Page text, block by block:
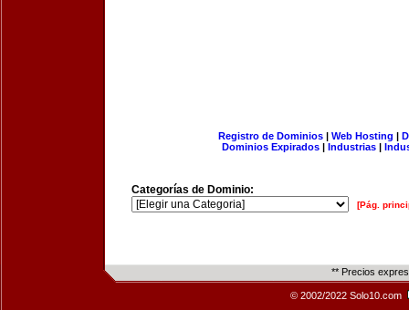
Registro de Dominios| Web Hosting |
Dominios Expirados | Industrias |
Categorías de Dominio:
[Pág.
** Precios
© 2002/2022 Solo10.com